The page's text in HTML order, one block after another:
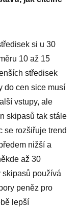
si u 30
10 až 15
středisek
do cen sice musí
vstupy, ale
skipasů tak stále
se rozšiřuje trend
nižší a
až 30
skipasů používá
peněz pro
lepší